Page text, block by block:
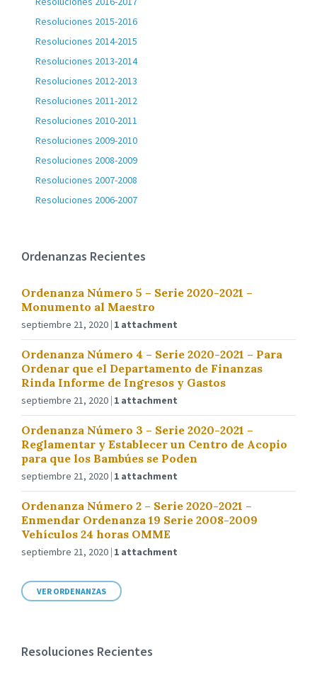
Resoluciones 2015-2016
Resoluciones 2014-2015
Resoluciones 2013-2014
Resoluciones 2012-2013
Resoluciones 2011-2012
Resoluciones 2010-2011
Resoluciones 2009-2010
Resoluciones 2008-2009
Resoluciones 2007-2008
Resoluciones 2006-2007
Ordenanzas Recientes
Ordenanza Número 5 – Serie 2020-2021 –
Monumento al Maestro
septiembre 21, 2020 1 attachment
Ordenanza Número 4 – Serie 2020-2021 – Para
Ordenar que el Departamento de Finanzas
Rinda Informe de Ingresos y Gastos
septiembre 21, 2020 1 attachment
Ordenanza Número 3 – Serie 2020-2021 –
Reglamentar y Establecer un Centro de Acopio
para que los Bambúes se Poden
septiembre 21, 2020 1 attachment
Ordenanza Número 2 – Serie 2020-2021 –
Enmendar Ordenanza 19 Serie 2008-2009
Vehículos 24 horas OMME
septiembre 21, 2020 1 attachment
VER ORDENANZAS
Resoluciones Recientes